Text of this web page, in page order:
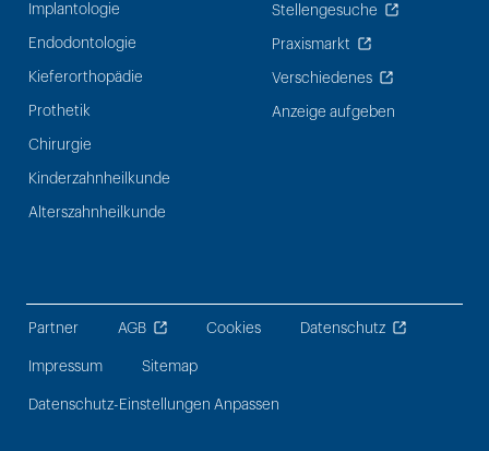
Implantologie
Endodontologie
Kieferorthopädie
Prothetik
Chirurgie
Kinderzahnheilkunde
Alterszahnheilkunde
Stellengesuche
Praxismarkt
Verschiedenes
Anzeige aufgeben
Partner AGB Cookies Datenschutz
Impressum Sitemap
Datenschutz-Einstellungen Anpassen